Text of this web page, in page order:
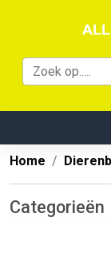
Home
Categorieën